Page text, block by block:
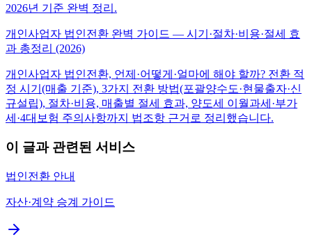
2026년 기준 완벽 정리.
개인사업자 법인전환 완벽 가이드 — 시기·절차·비용·절세 효
과 총정리 (2026)
개인사업자 법인전환, 언제·어떻게·얼마에 해야 할까? 전환 적
정 시기(매출 기준), 3가지 전환 방법(포괄양수도·현물출자·신
규설립), 절차·비용, 매출별 절세 효과, 양도세 이월과세·부가
세·4대보험 주의사항까지 법조항 근거로 정리했습니다.
이 글과 관련된 서비스
법인전환 안내
자산·계약 승계 가이드